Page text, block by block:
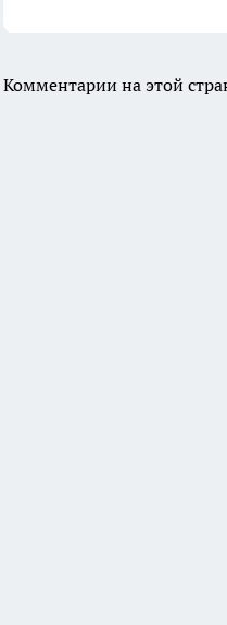
Комментарии на этой